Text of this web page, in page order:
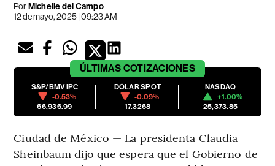
PorMichelle del Campo
12 de mayo, 2025 | 09:23 AM
ÚLTIMAS COTIZACIONES
S&P/BMV IPC
-0.53%
66,936.99
DÓLAR SPOT
-0.09%
17.3268
NASDAQ
+1.00%
25,373.85
Ciudad de México — La presidenta Claudia
Sheinbaum dijo que espera que el Gobierno de